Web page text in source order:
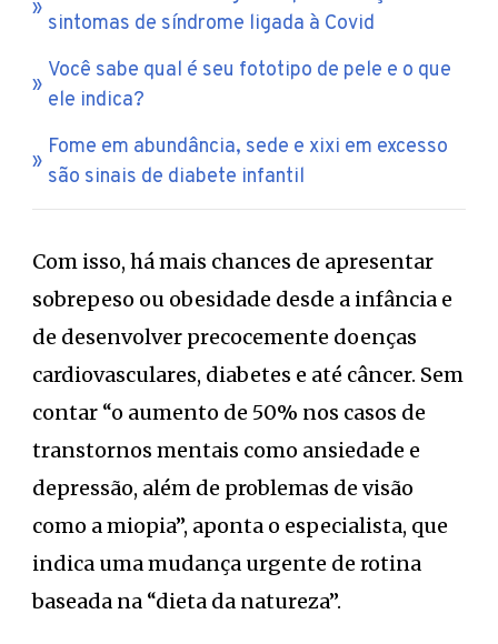
sintomas de síndrome ligada à Covid
Você sabe qual é seu fototipo de pele e o que
ele indica?
Fome em abundância, sede e xixi em excesso
são sinais de diabete infantil
Com isso, há mais chances de apresentar
sobrepeso ou obesidade desde a infância e
de desenvolver precocemente doenças
cardiovasculares, diabetes e até câncer. Sem
contar “o aumento de 50% nos casos de
transtornos mentais como ansiedade e
depressão, além de problemas de visão
como a miopia”, aponta o especialista, que
indica uma mudança urgente de rotina
baseada na “dieta da natureza”.